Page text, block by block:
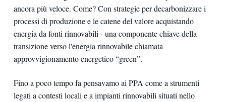
ancora più veloce. Come? Con strategie per decarbonizzare i
processi di produzione e le catene del valore acquistando
energia da fonti rinnovabili - una componente chiave della
transizione verso l'energia rinnovabile chiamata
approvvigionamento energetico “green”.
Fino a poco tempo fa pensavamo ai PPA come a strumenti
legati a contesti locali e a impianti rinnovabili situati nello